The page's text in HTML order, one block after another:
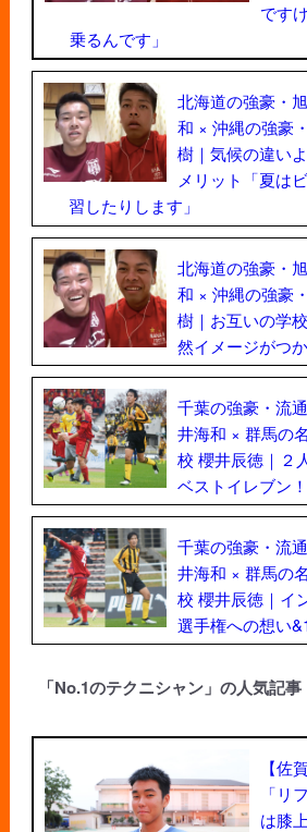
です
乗るんです」
北海道の強豪・
和 × 沖縄の強豪
樹｜気候の違い
メリット「夏は
習したりします」
北海道の強豪・
和 × 沖縄の強豪
樹｜お互いの学
然イメージがつ
千葉の強豪・流
井海和 × 群馬の
校 櫻井辰徳｜２
ベストイレブン！
千葉の強豪・流
井海和 × 群馬の
校 櫻井辰徳｜イ
選手権への想い
「No.1のテクニシャン」の人気記事
【佐
「リ
は膝